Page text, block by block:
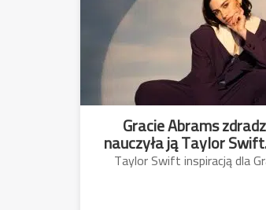
Gracie Abrams
nauczyła ją Taylor
Taylor Swift inspiracją dla